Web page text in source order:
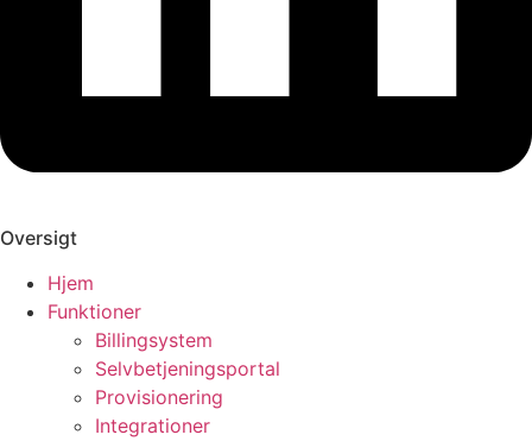
Oversigt
Hjem
Funktioner
Billingsystem
Selvbetjeningsportal
Provisionering
Integrationer